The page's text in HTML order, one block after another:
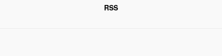
RSS